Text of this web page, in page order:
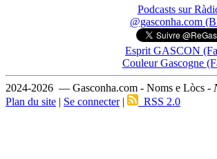
Podcasts sur
@gasconha.com
Esprit GASCON
Couleur Gascogne
2024-2026 — Gasconha.com - Noms e Lòcs -
Plan du site | Se connecter| RSS 2.0